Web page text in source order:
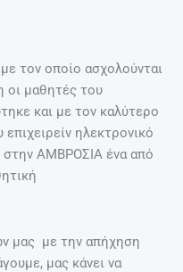
τον οποίο ασχολούνται
οι μαθητές του
και με τον καλύτερο
ηλεκτρονικό
ΑΜΒΡΟΣΙΑ ένα από
μας με την απήχηση
μας κάνει να